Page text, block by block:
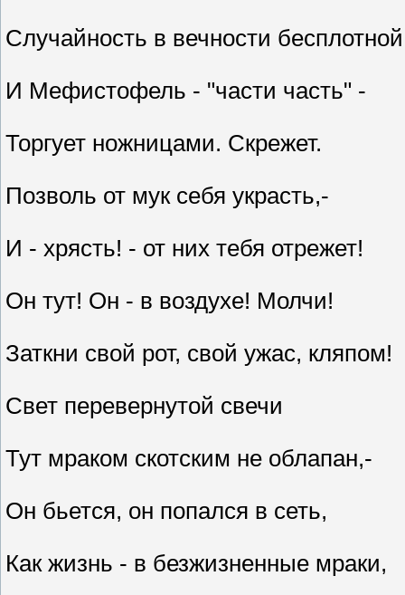
Случайность в вечности
И Мефистофель - "части часть" -
Торгует ножницами. Скрежет.
Позволь от мук себя украсть,-
И - хрясть! - от них тебя отрежет!
Он тут! Он - в воздухе! Молчи!
Заткни свой рот, свой ужас, кляпом!
Свет перевернутой свечи
Тут мраком скотским не облапан,-
Он бьется, он попался в сеть,
Как жизнь - в безжизненные мраки,